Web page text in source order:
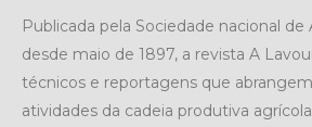
Publicada pela Sociedade nacional de
desde maio de 1897, a revista A
técnicos e reportagens que
atividades da cadeia produtiva